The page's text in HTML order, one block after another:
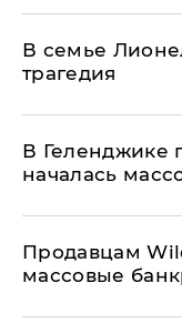
В семье
трагедия
В Геленджике
началась
Продавцам
массовые